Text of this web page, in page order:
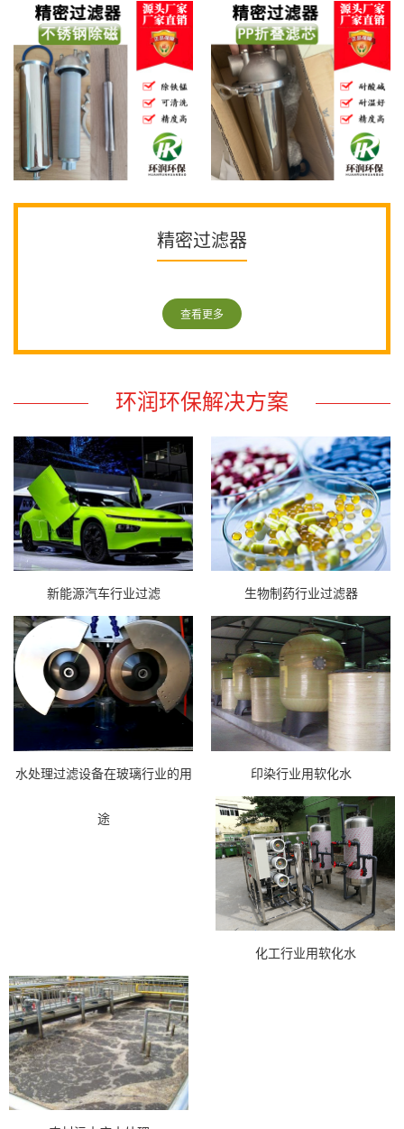
精密过滤器
查看更多
环润环保解决方案
新能源汽车行业过滤 生物制药行业过滤器
水处理过滤设备在玻璃行业的用
途
印染行业用软化水
化工行业用软化水